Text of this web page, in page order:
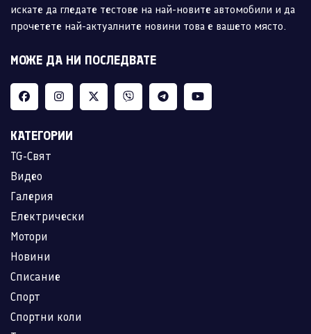
искате да гледате тестове на най-новите автомобили и да
прочетете най-актуалните новини това е вашето място.
МОЖЕ ДА НИ ПОСЛЕДВАТЕ
КАТЕГОРИИ
TG-Свят
Видео
Галерия
Електрически
Мотори
Новини
Списание
Спорт
Спортни коли